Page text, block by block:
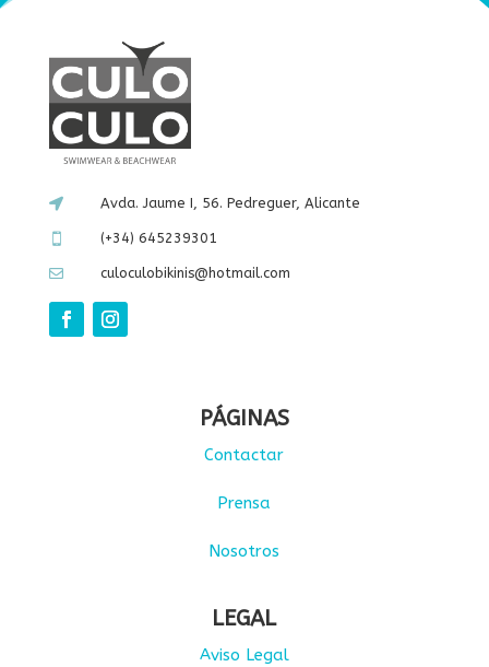
 Avda. Jaume I, 56. Pedreguer, Alicante
 (+34) 645239301
 culoculobikinis@hotmail.com
PÁGINAS
Contactar
Prensa
Nosotros
LEGAL
Aviso Legal